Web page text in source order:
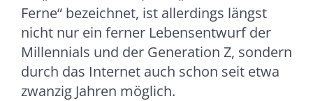
Ferne“ bezeichnet, ist allerdings längst
nicht nur ein ferner Lebensentwurf der
Millennials und der Generation Z, sondern
durch das Internet auch schon seit etwa
zwanzig Jahren möglich.